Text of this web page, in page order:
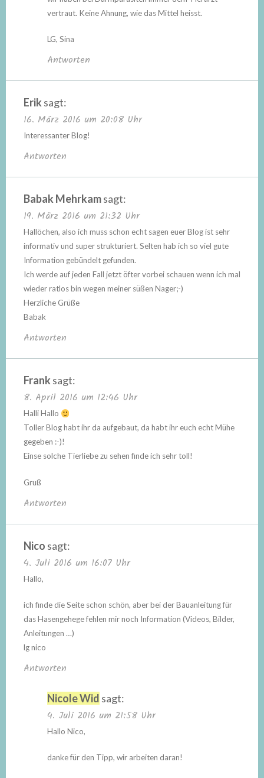
vertraut. Keine Ahnung, wie das Mittel heisst.
LG, Sina
Antworten
Eriksagt:
16. März 2016 um 20:08 Uhr
Interessanter Blog!
Antworten
Babak Mehrkamsagt:
19. März 2016 um 21:32 Uhr
Hallöchen, also ich muss schon echt sagen euer Blog ist sehr
informativ und super strukturiert. Selten hab ich so viel gute
Information gebündelt gefunden.
Ich werde auf jeden Fall jetzt öfter vorbei schauen wenn ich mal
wieder ratlos bin wegen meiner süßen Nager;-)
Herzliche Grüße
Babak
Antworten
Franksagt:
8. April 2016 um 12:46 Uhr
Halli Hallo
Toller Blog habt ihr da aufgebaut, da habt ihr euch echt Mühe
gegeben :-)!
Einse solche Tierliebe zu sehen finde ich sehr toll!
Gruß
Antworten
Nico sagt:
4. Juli 2016 um 16:07 Uhr
Hallo,
ich finde die Seite schon schön, aber bei der Bauanleitung für
das Hasengehege fehlen mir noch Information (Videos, Bilder,
Anleitungen …)
lg nico
Antworten
Nicole Wid sagt:
4. Juli 2016 um 21:58 Uhr
Hallo Nico,
danke für den Tipp, wir arbeiten daran!